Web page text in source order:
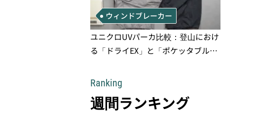
ウィンドブレーカー
ユニクロUVパーカ比較：登山におけ
る「ドライEX」と「ポケッタブル」
Ranking
週間ランキング